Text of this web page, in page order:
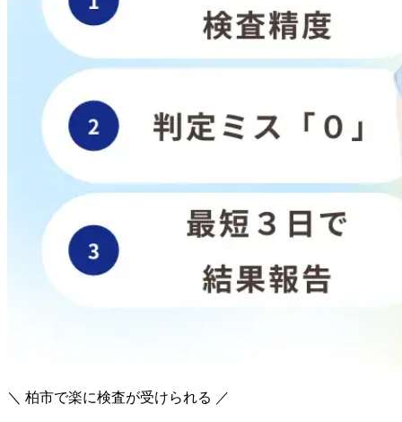
＼ 柏市で楽に検査が受けられる ／